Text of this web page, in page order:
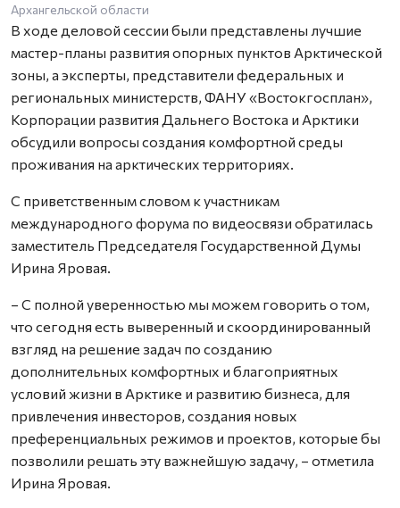
Архангельской области
В ходе деловой сессии были представлены лучшие
мастер-планы развития опорных пунктов Арктической
зоны, а эксперты, представители федеральных и
региональных министерств, ФАНУ «Востокгосплан»,
Корпорации развития Дальнего Востока и Арктики
обсудили вопросы создания комфортной среды
проживания на арктических территориях.
С приветственным словом к участникам
международного форума по видеосвязи обратилась
заместитель Председателя Государственной Думы
Ирина Яровая.
– С полной уверенностью мы можем говорить о том,
что сегодня есть выверенный и скоординированный
взгляд на решение задач по созданию
дополнительных комфортных и благоприятных
условий жизни в Арктике и развитию бизнеса, для
привлечения инвесторов, создания новых
преференциальных режимов и проектов, которые бы
позволили решать эту важнейшую задачу, – отметила
Ирина Яровая.